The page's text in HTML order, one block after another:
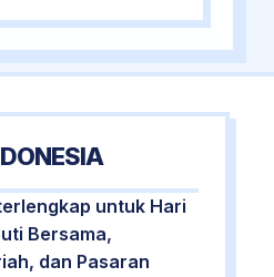
untuk Hari
Bersama,
dan Pasaran